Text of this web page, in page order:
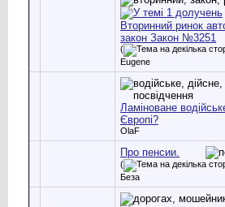
Вторинний ринок
закон Закон №3251
(
Eugene
Ламіноване
Європі?
OlaF
Про пенсии.
(
Беза